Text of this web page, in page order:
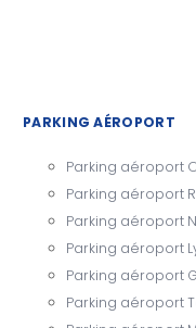
PARKING AÉROPORT
Parking aéroport
Parking aéroport
Parking aéroport
Parking aéroport
Parking aéroport
Parking aéroport